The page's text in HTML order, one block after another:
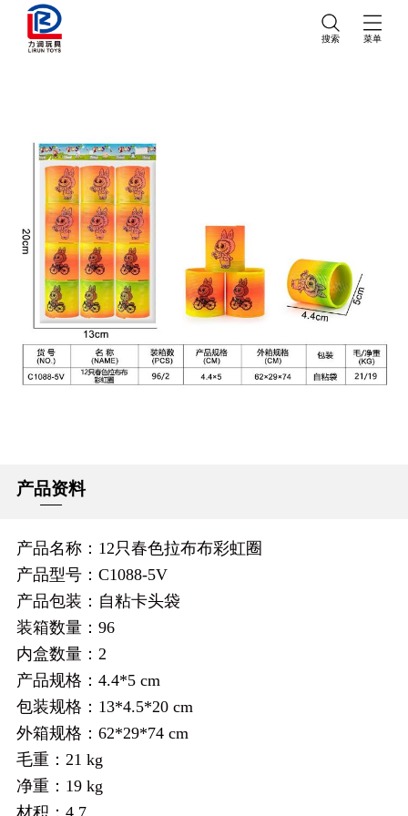
搜索 菜单
产品资料
产品名称：12只春色拉布布彩虹圈
产品型号：C1088-5V
产品包装：自粘卡头袋
装箱数量：96
内盒数量：2
产品规格：4.4*5 cm
包装规格：13*4.5*20 cm
外箱规格：62*29*74 cm
毛重：21 kg
净重：19 kg
材积：4.7